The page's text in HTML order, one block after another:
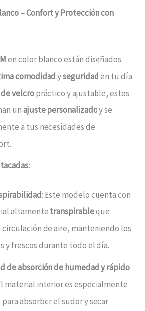
– Confort y Protección con
en color blanco están diseñados
comodidadyseguridaden tu día
velcropráctico y ajustable, estos
unajuste personalizadoy se
a tus necesidades de
: Este modelo cuenta con
altamente transpirableque
de aire, manteniendo los
y frescos durante todo el día.
de absorción de humedad y rápido
material interior es especialmente
absorber el sudor y secar